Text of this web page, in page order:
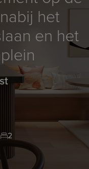
het
en het
2